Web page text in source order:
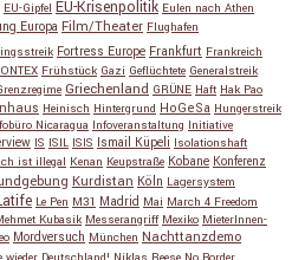
EU-Gipfel EU-Krisenpolitik Eulen nach Athen
Europa Film/Theater Flughafen
Fortress Europe Frankfurt Frankreich
Frühstück Gazi Geflüchtete Generalstreik
Griechenland GRÜNE Haft Hak Pao
Heinisch Hintergrund HoGeSa Hungerstreik
Nicaragua Infoveranstaltung Initiative
IS ISIL ISIS Ismail Küpeli Isolationshaft
ist illegal Kenan Keupstraße Kobane Konferenz
Kurdistan Köln Lagersystem
Le Pen M31 Madrid Mai March 4 Freedom
Kubasik Messerangriff Mexiko MieterInnen-
Mordversuch München Nachttanzdemo